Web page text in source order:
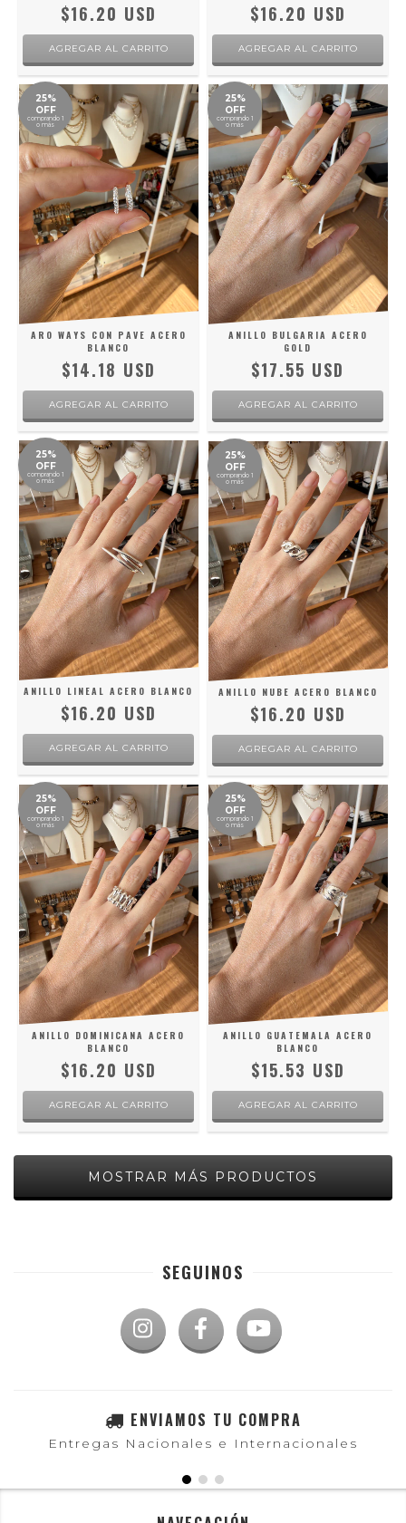
$16.20 USD $16.20 USD
25%
OFF
comprando 1
o más
ARO WAYS CON PAVE ACERO
BLANCO
$14.18 USD
25%
OFF
comprando 1
o más
ANILLO BULGARIA ACERO
GOLD
$17.55 USD
25%
OFF
comprando 1
o más
ANILLO LINEAL ACERO BLANCO
$16.20 USD
25%
OFF
comprando 1
o más
ANILLO NUBE ACERO BLANCO
$16.20 USD
25%
OFF
comprando 1
o más
ANILLO DOMINICANA ACERO
BLANCO
$16.20 USD
25%
OFF
comprando 1
o más
ANILLO GUATEMALA ACERO
BLANCO
$15.53 USD
MOSTRAR MÁS PRODUCTOS
SEGUINOS
ENVIAMOS TU COMPRA
Entregas Nacionales e Internacionales